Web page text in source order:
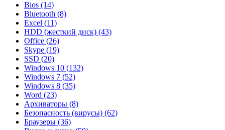
Bios (14)
Bluetooth (8)
Excel (11)
HDD (жесткий диск) (43)
Office (26)
Skype (19)
SSD (20)
Windows 10 (132)
Windows 7 (52)
Windows 8 (35)
Word (23)
Архиваторы (8)
Безопасность (вирусы) (62)
Браузеры (36)